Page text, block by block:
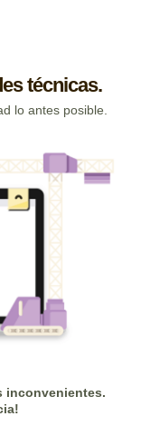
técnicas.
lo antes posible.
inconvenientes.